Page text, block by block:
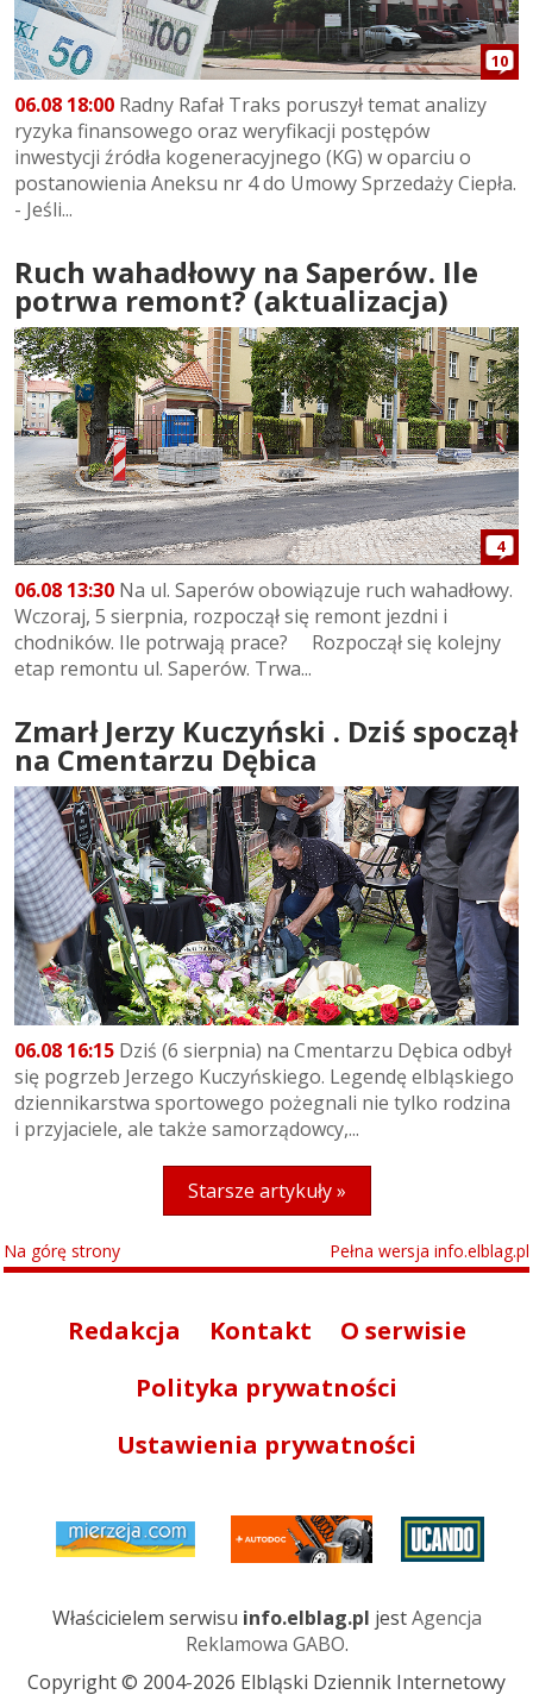
10
06.08 18:00 Radny Rafał Traks poruszył temat analizy
ryzyka finansowego oraz weryfikacji postępów
inwestycji źródła kogeneracyjnego (KG) w oparciu o
postanowienia Aneksu nr 4 do Umowy Sprzedaży Ciepła.
- Jeśli...
Ruch wahadłowy na Saperów. Ile
potrwa remont? (aktualizacja)
4
06.08 13:30 Na ul. Saperów obowiązuje ruch wahadłowy.
Wczoraj, 5 sierpnia, rozpoczął się remont jezdni i
chodników. Ile potrwają prace? Rozpoczął się kolejny
etap remontu ul. Saperów. Trwa...
Zmarł Jerzy Kuczyński . Dziś spoczął
na Cmentarzu Dębica
06.08 16:15 Dziś (6 sierpnia) na Cmentarzu Dębica odbył
się pogrzeb Jerzego Kuczyńskiego. Legendę elbląskiego
dziennikarstwa sportowego pożegnali nie tylko rodzina
i przyjaciele, ale także samorządowcy,...
Starsze artykuły »
Na górę strony Pełna wersja info.elblag.pl
Redakcja Kontakt
O serwisie
Polityka prywatności
Ustawienia prywatności
Właścicielem serwisu info.elblag.pl jestAgencja
Reklamowa GABO.
Copyright © 2004-2026 Elbląski Dziennik Internetowy